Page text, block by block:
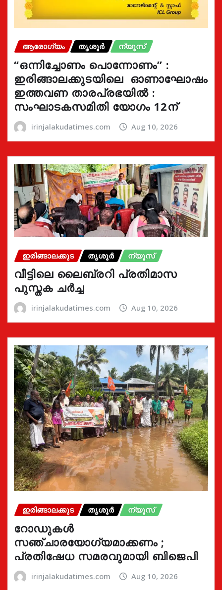
ആരോഗ്യം തൃശൂർ ന്യൂസ്
“ഒന്നിച്ചോണം പൊന്നോണം” :
ഇരിങ്ങാലക്കുടയിലെ ഓണാഘോഷം
ഇത്തവണ താരപ്രഭയിൽ :
സംഘാടകസമിതി യോഗം 12ന്
irinjalakudatimes.com Aug 10, 2026
ഇരിങ്ങാലക്കുട തൃശൂർ ന്യൂസ്
വീട്ടിലെ ലൈബ്രറി പ്രതിമാസ
പുസ്തക ചർച്ച
irinjalakudatimes.com Aug 10, 2026
ഇരിങ്ങാലക്കുട തൃശൂർ ന്യൂസ്
റോഡുകൾ
സഞ്ചാരയോഗ്യമാക്കണം ;
പ്രതിഷേധ സമരവുമായി ബിജെപി
irinjalakudatimes.com Aug 10, 2026